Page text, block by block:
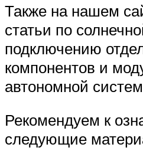
Также на нашем
статьи по
подключению
компонентов и
автономной
Рекомендуем к
следующие